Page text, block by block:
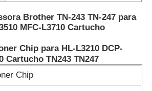
Brother TN-243 TN-247 para
MFC-L3710 Cartucho
Chip para HL-L3210 DCP-
Cartucho TN243 TN247
Chip